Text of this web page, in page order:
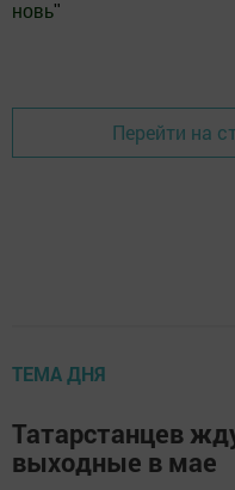
новь"
Перейти на
ТЕМА ДНЯ
Татарстанцев
выходные в мае